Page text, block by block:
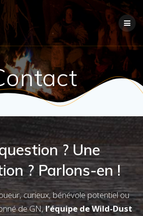
contenu
? Une
? Parlons-en !
curieux, bénévole potentiel ou
de GN,l’équipe de Wild-Dust